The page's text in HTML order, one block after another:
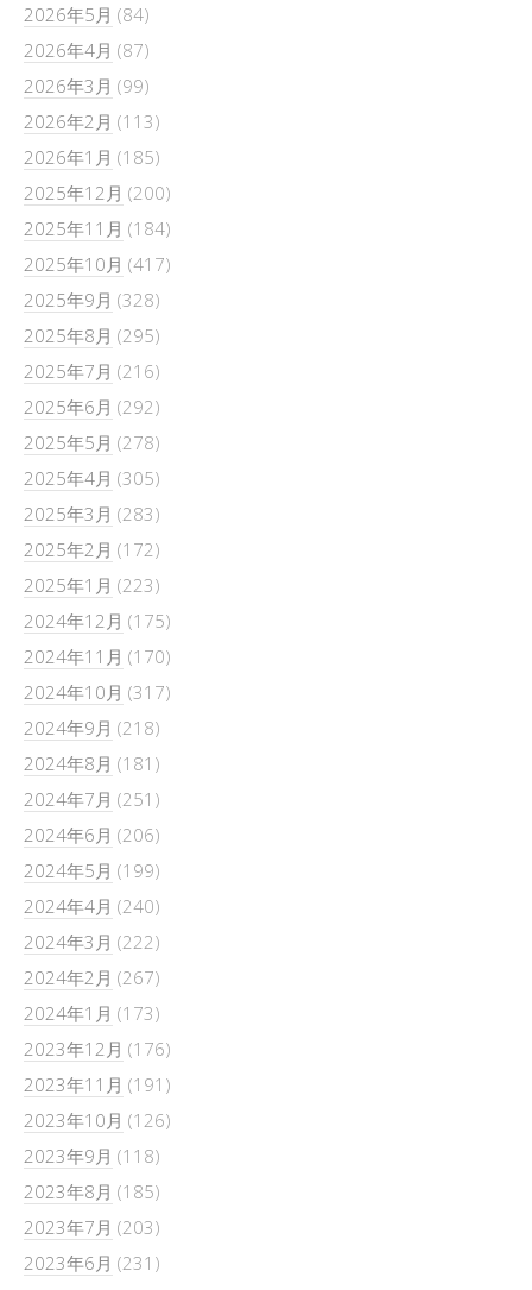
2026年5月 (84)
2026年4月 (87)
2026年3月 (99)
2026年2月 (113)
2026年1月 (185)
2025年12月 (200)
2025年11月 (184)
2025年10月 (417)
2025年9月 (328)
2025年8月 (295)
2025年7月 (216)
2025年6月 (292)
2025年5月 (278)
2025年4月 (305)
2025年3月 (283)
2025年2月 (172)
2025年1月 (223)
2024年12月 (175)
2024年11月 (170)
2024年10月 (317)
2024年9月 (218)
2024年8月 (181)
2024年7月 (251)
2024年6月 (206)
2024年5月 (199)
2024年4月 (240)
2024年3月 (222)
2024年2月 (267)
2024年1月 (173)
2023年12月 (176)
2023年11月 (191)
2023年10月 (126)
2023年9月 (118)
2023年8月 (185)
2023年7月 (203)
2023年6月 (231)